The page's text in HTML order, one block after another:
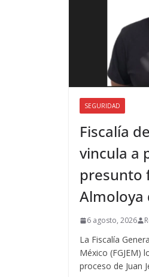
SEGURIDAD
Fiscalía
vincula a
presunto
Almoloya
6 agosto, 2026
La Fiscalía
México (FGJEM)
proceso de Juan